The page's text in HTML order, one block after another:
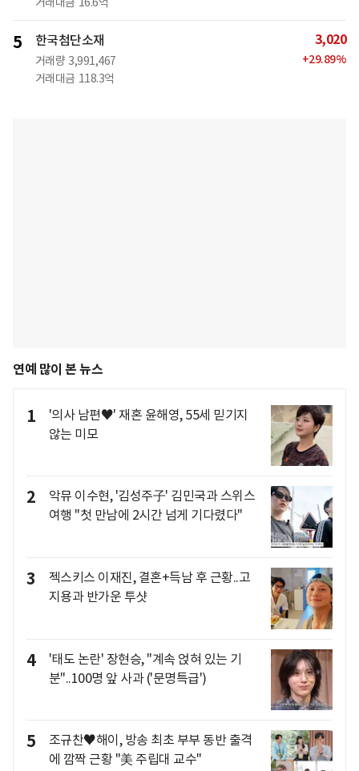
5 한국첨단소재
거래량 3,991,467
거래대금 118.3억
3,020
+29.89%
연예 많이 본 뉴스
1
'의사 남편♥' 재혼 윤해영, 55세 믿기지
않는 미모
2
악뮤 이수현, '김성주子' 김민국과 스위스
여행 "첫 만남에 2시간 넘게 기다렸다"
3
젝스키스 이재진, 결혼+득남 후 근황..고
지용과 반가운 투샷
4
'태도 논란' 장현승, "계속 얹혀 있는 기
분"..100명 앞 사과 ('문명특급')
5
조규찬♥해이, 방송 최초 부부 동반 출격
에 깜짝 근황 "美 주립대 교수"